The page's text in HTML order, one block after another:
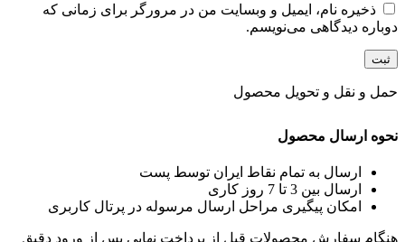
ذخیره نام، ایمیل و وبسایت من در مرورگر برای زمانی که
دوباره دیدگاهی می‌نویسم.
حمل و نقل و تحویل محصول
نحوه ارسال محصول
ارسال به تمام نقاط ایران توسط پست
ارسال بین 3 تا 7 روز کاری
امکان پیگیری مراحل ارسال مرسوله در پرتال کاربری
هنگام سفارش محصولات قبل از پرداخت نهایی پس از ورود دقیق